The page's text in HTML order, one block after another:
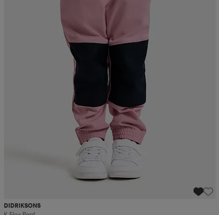
DIDRIKSONS